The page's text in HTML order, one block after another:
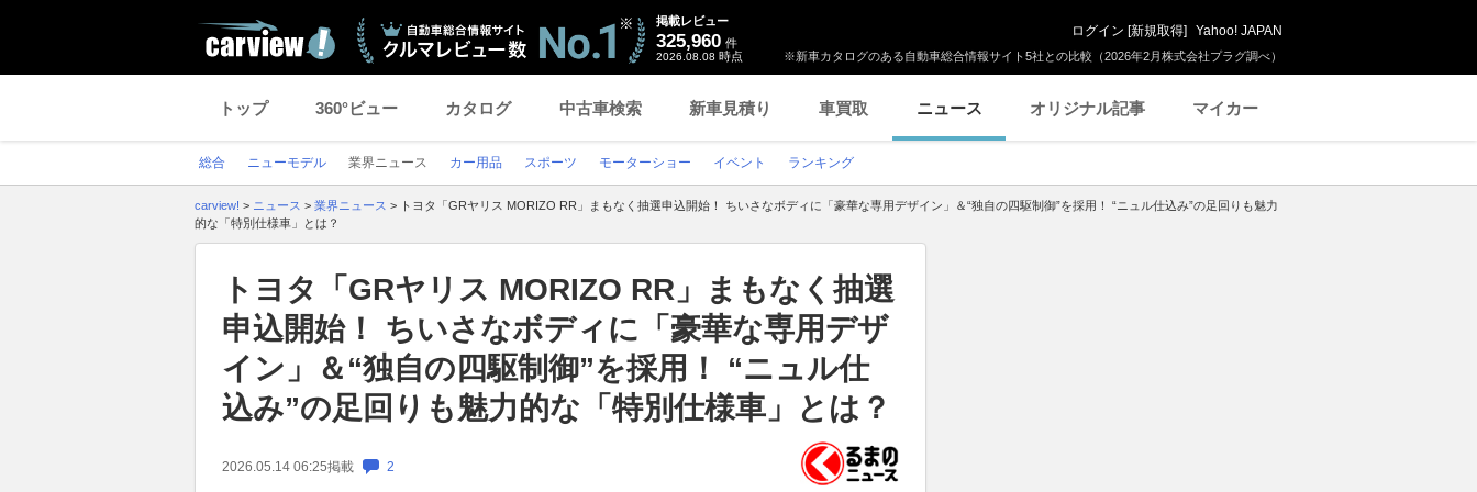
※新車カタログのある自動車総合情報サイト5社との比較（2026年2月株式会社プラグ調べ）
掲載レビュー
325,960 件
2026.08.08 時点
ログイン [新規取得] Yahoo! JAPAN
トップ 360°ビュー カタログ 中古車検索 新車見積り 車買取 ニュース オリジナル記事 マイカー
総合 ニューモデル 業界ニュース カー用品 スポーツ モーターショー イベント ランキング
carview! > ニュース > 業界ニュース > トヨタ「GRヤリス MORIZO RR」まもなく抽選申込開始！ ちいさなボディに「豪華な専用デザイン」＆“独自の四駆制御”を採用！ “ニュル仕込み”の足回りも魅力
的な「特別仕様車」とは？
トヨタ「GRヤリス MORIZO RR」まもなく抽選
申込開始！ ちいさなボディに「豪華な専用デザ
イン」＆“独自の四駆制御”を採用！ “ニュル仕
込み”の足回りも魅力的な「特別仕様車」とは？
2026.05.14 06:25掲載 2